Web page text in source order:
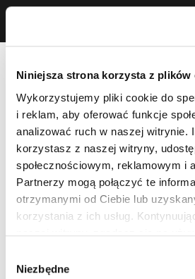
Niniejsza strona korzysta z plików
Wykorzystujemy pliki cookie do
i reklam, aby oferować funkcje
analizować ruch w naszej witrynie.
korzystasz z naszej witryny,
społecznościowym, reklamowym i
Partnerzy mogą połączyć te
otrzymanymi od Ciebie lub
korzystania z ich usług.
zgody
Niezbędne